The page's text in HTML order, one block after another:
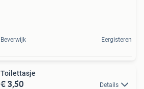
Beverwijk Eergisteren
Toilettasje
€ 3,50 Details